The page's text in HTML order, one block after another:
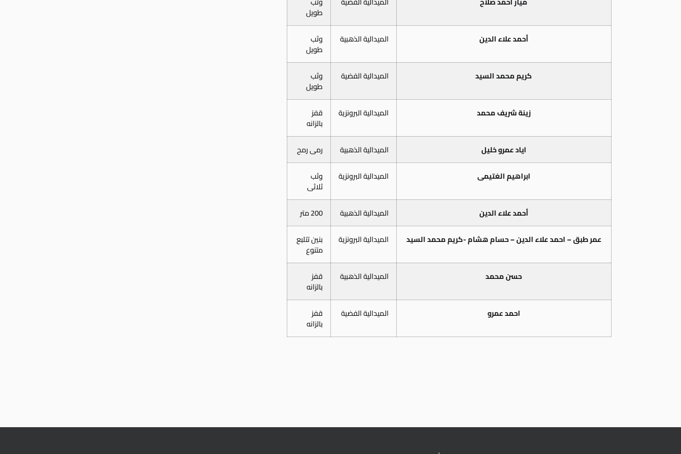
طويل
أحمد علاء الدين
الميدالية الذهبية وثب
طويل
كريم محمد السيد
الميدالية الفضية وثب
طويل
زينة شريف محمد
الميدالية البرونزية قفز
بالزانه
اياد عمرو خليل
الميدالية الذهبية
رمى رمح
ابراهيم الغتيمى
الميدالية البرونزية وثب
ثلاثى
أحمد علاء الدين
الميدالية الذهبية
200 متر
عمر طبق – احمد علاء الدين – حسام هشام -كريم محمد السيد
الميدالية البرونزية بنين تتلبع
متنوع
حسن محمد
الميدالية الذهبية قفز
بالزانه
احمد عمرو
الميدالية الفضية قفز
بالزانه